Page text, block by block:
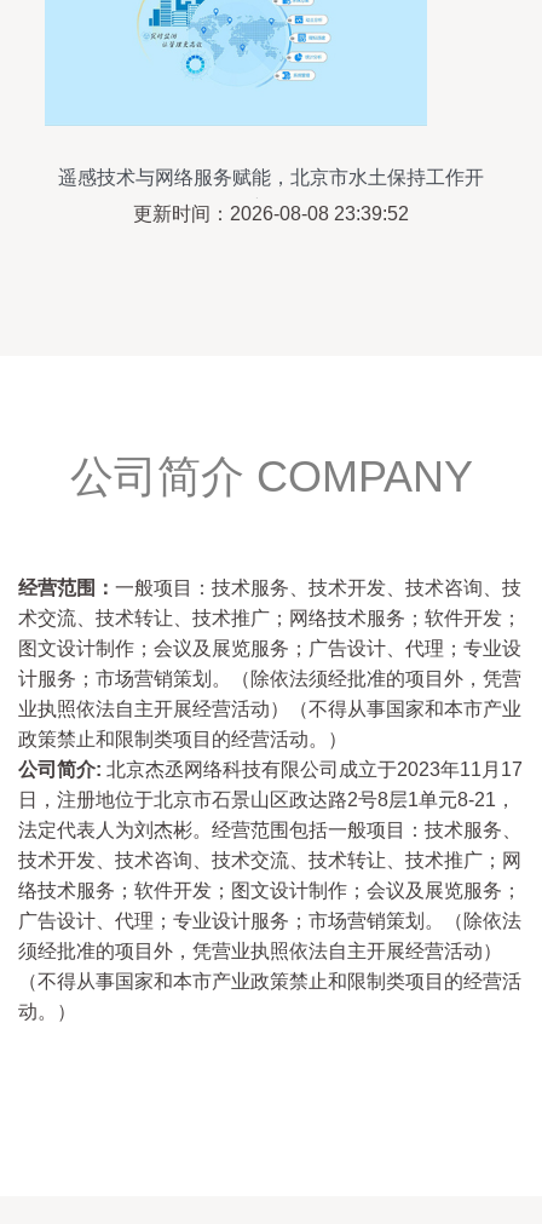
遥感技术与网络服务赋能，北京市水土保持工作开
创新局面
更新时间：2026-08-08 23:39:52
公司简介 COMPANY
经营范围： 一般项目：技术服务、技术开发、技术咨询、技
术交流、技术转让、技术推广；网络技术服务；软件开发；
图文设计制作；会议及展览服务；广告设计、代理；专业设
计服务；市场营销策划。（除依法须经批准的项目外，凭营
业执照依法自主开展经营活动）（不得从事国家和本市产业
政策禁止和限制类项目的经营活动。）
公司简介: 北京杰丞网络科技有限公司成立于2023年11月17
日，注册地位于北京市石景山区政达路2号8层1单元8-21，
法定代表人为刘杰彬。经营范围包括一般项目：技术服务、
技术开发、技术咨询、技术交流、技术转让、技术推广；网
络技术服务；软件开发；图文设计制作；会议及展览服务；
广告设计、代理；专业设计服务；市场营销策划。（除依法
须经批准的项目外，凭营业执照依法自主开展经营活动）
（不得从事国家和本市产业政策禁止和限制类项目的经营活
动。）